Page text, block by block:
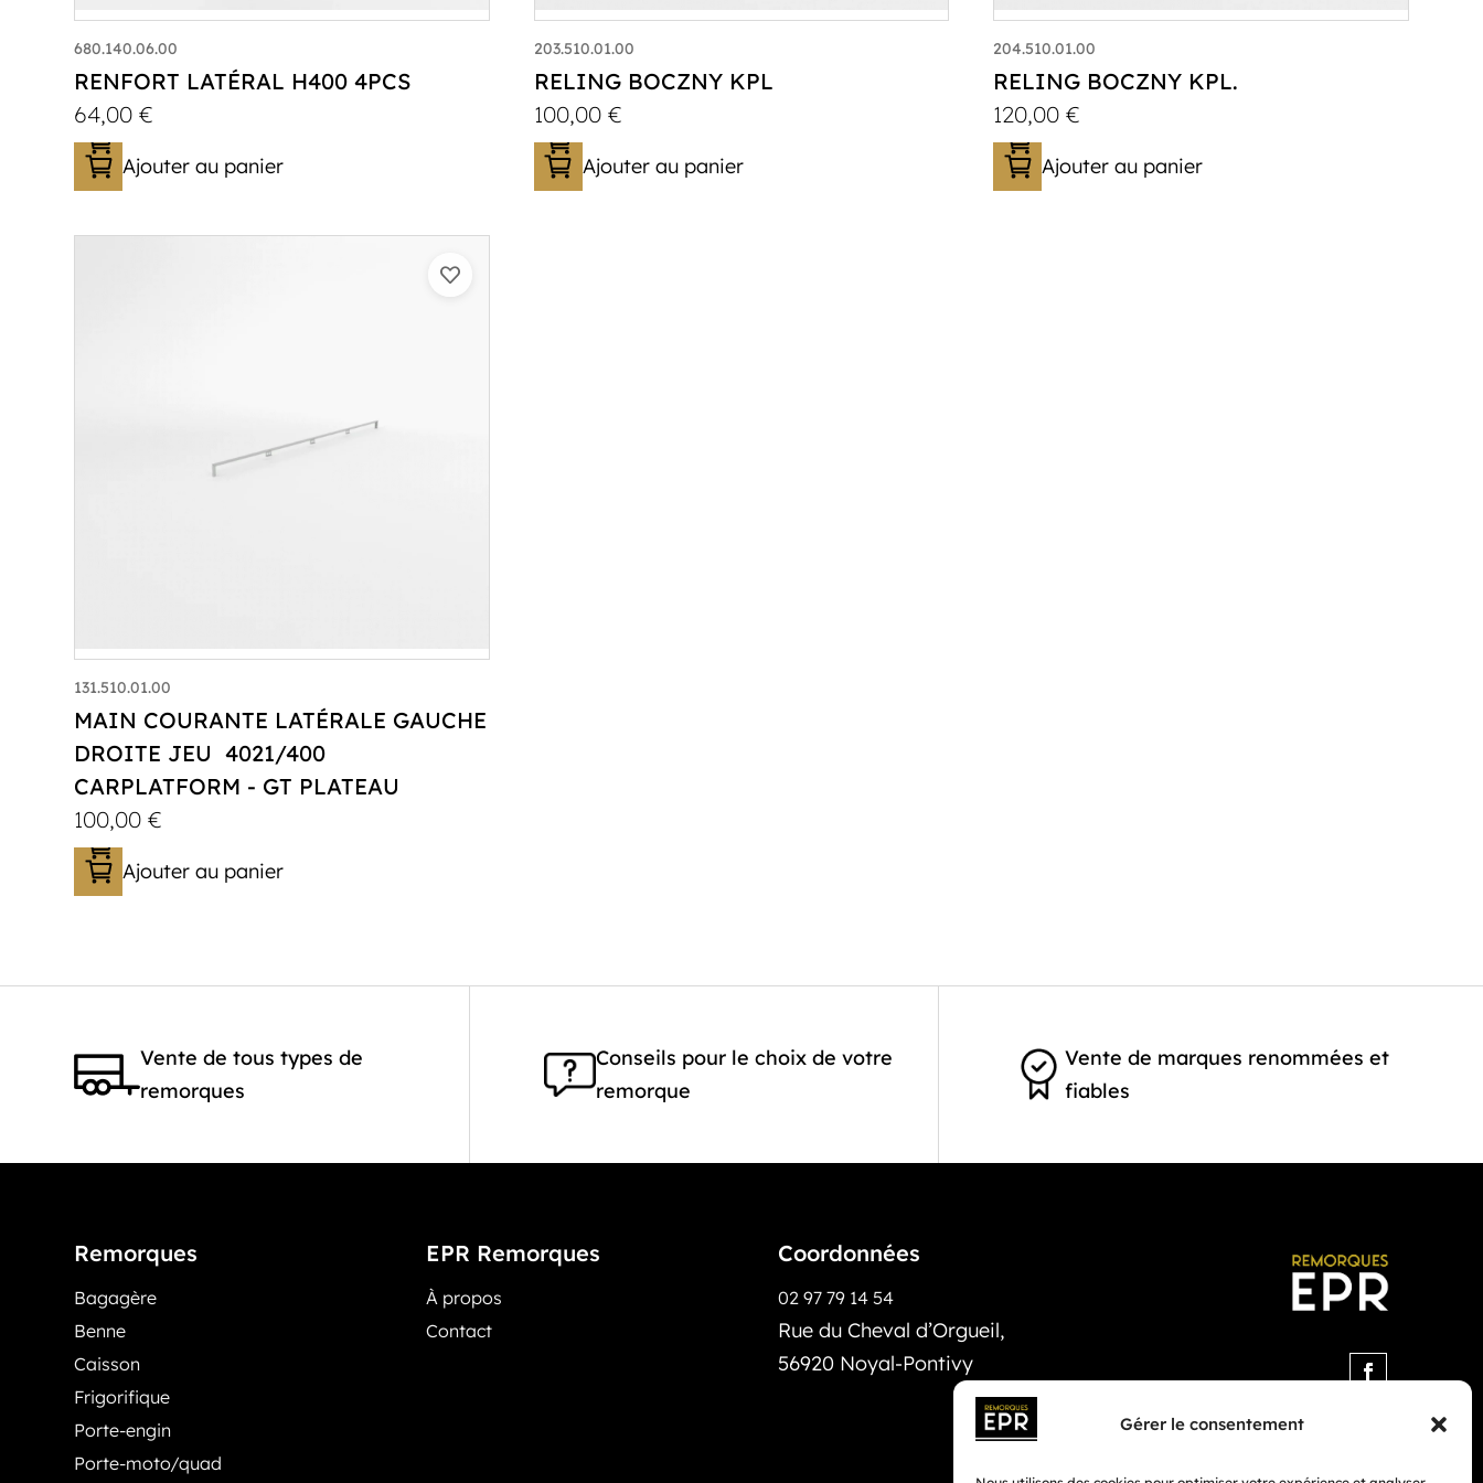
Gérer le consentement
680.140.06.00
RENFORT LATÉRAL H400 4PCS
64,00€
Ajouter au panier
203.510.01.00
RELING BOCZNY KPL
100,00 €
Ajouter au panier
204.510.01.00
RELING BOCZNY KPL.
120,00€
Ajouter au panier
131.510.01.00
MAIN COURANTE LATÉRALE GAUCHE
DROITE JEU 4021/400
CARPLATFORM - GT PLATEAU
100,00€
Ajouter au panier
Vente de tous types de
remorques
Conseils pour le choix de votre
remorque
Vente de marques renommées et
fiables
Remorques
Bagagère
Benne
Caisson
Frigorifique
Porte-engin
Porte-moto/quad
EPR Remorques
À propos
Contact
Coordonnées
02 97 79 14 54
Rue du Cheval d’Orgueil,
56920 Noyal-Pontivy